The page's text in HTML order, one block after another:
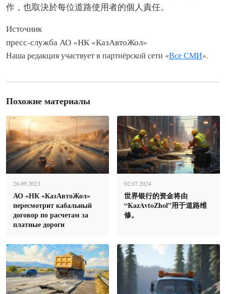
作，也取決於每位道路使用者的個人責任。
Источник
пресс-служба АО «НК «КазАвтоЖол»
Наша редакция участвует в партнёрской сети «Все СМИ».
Похожие материалы
26.09.2023
АО «НК «КазАвтоЖол»
пересмотрит кабальный
договор по расчетам за
платные дороги
02.07.2024
世界银行的资金将由
“KazAvtoZhol”用于道路维
修。